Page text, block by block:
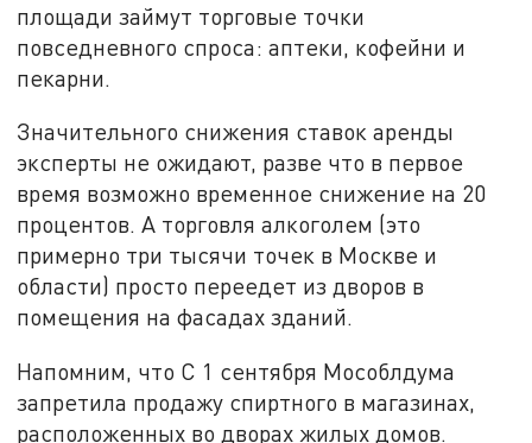
площади займут торговые точки
повседневного спроса: аптеки, кофейни и
пекарни.
Значительного снижения ставок аренды
эксперты не ожидают, разве что в первое
время возможно временное снижение на 20
процентов. А торговля алкоголем (это
примерно три тысячи точек в Москве и
области) просто переедет из дворов в
помещения на фасадах зданий.
Напомним, что С 1 сентября Мособлдума
запретила продажу спиртного в магазинах,
расположенных во дворах жилых домов.